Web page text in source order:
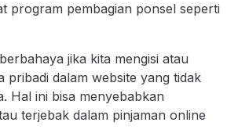
program pembagian ponsel seperti
jika kita mengisi atau
pribadi dalam website yang tidak
Hal ini bisa menyebabkan
terjebak dalam pinjaman online